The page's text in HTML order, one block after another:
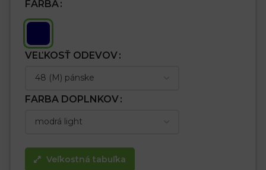
FARBA
VEĽKOSŤ ODEVOV
FARBA DOPLNKOV
Veľkostná tabuľka